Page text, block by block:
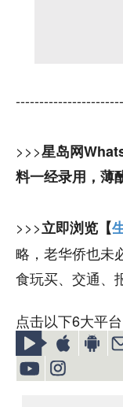
>>>星岛网
料一经录用，薄
>>>立即浏览【
略，老华侨也未
食玩买、交通、
点击以下6大平